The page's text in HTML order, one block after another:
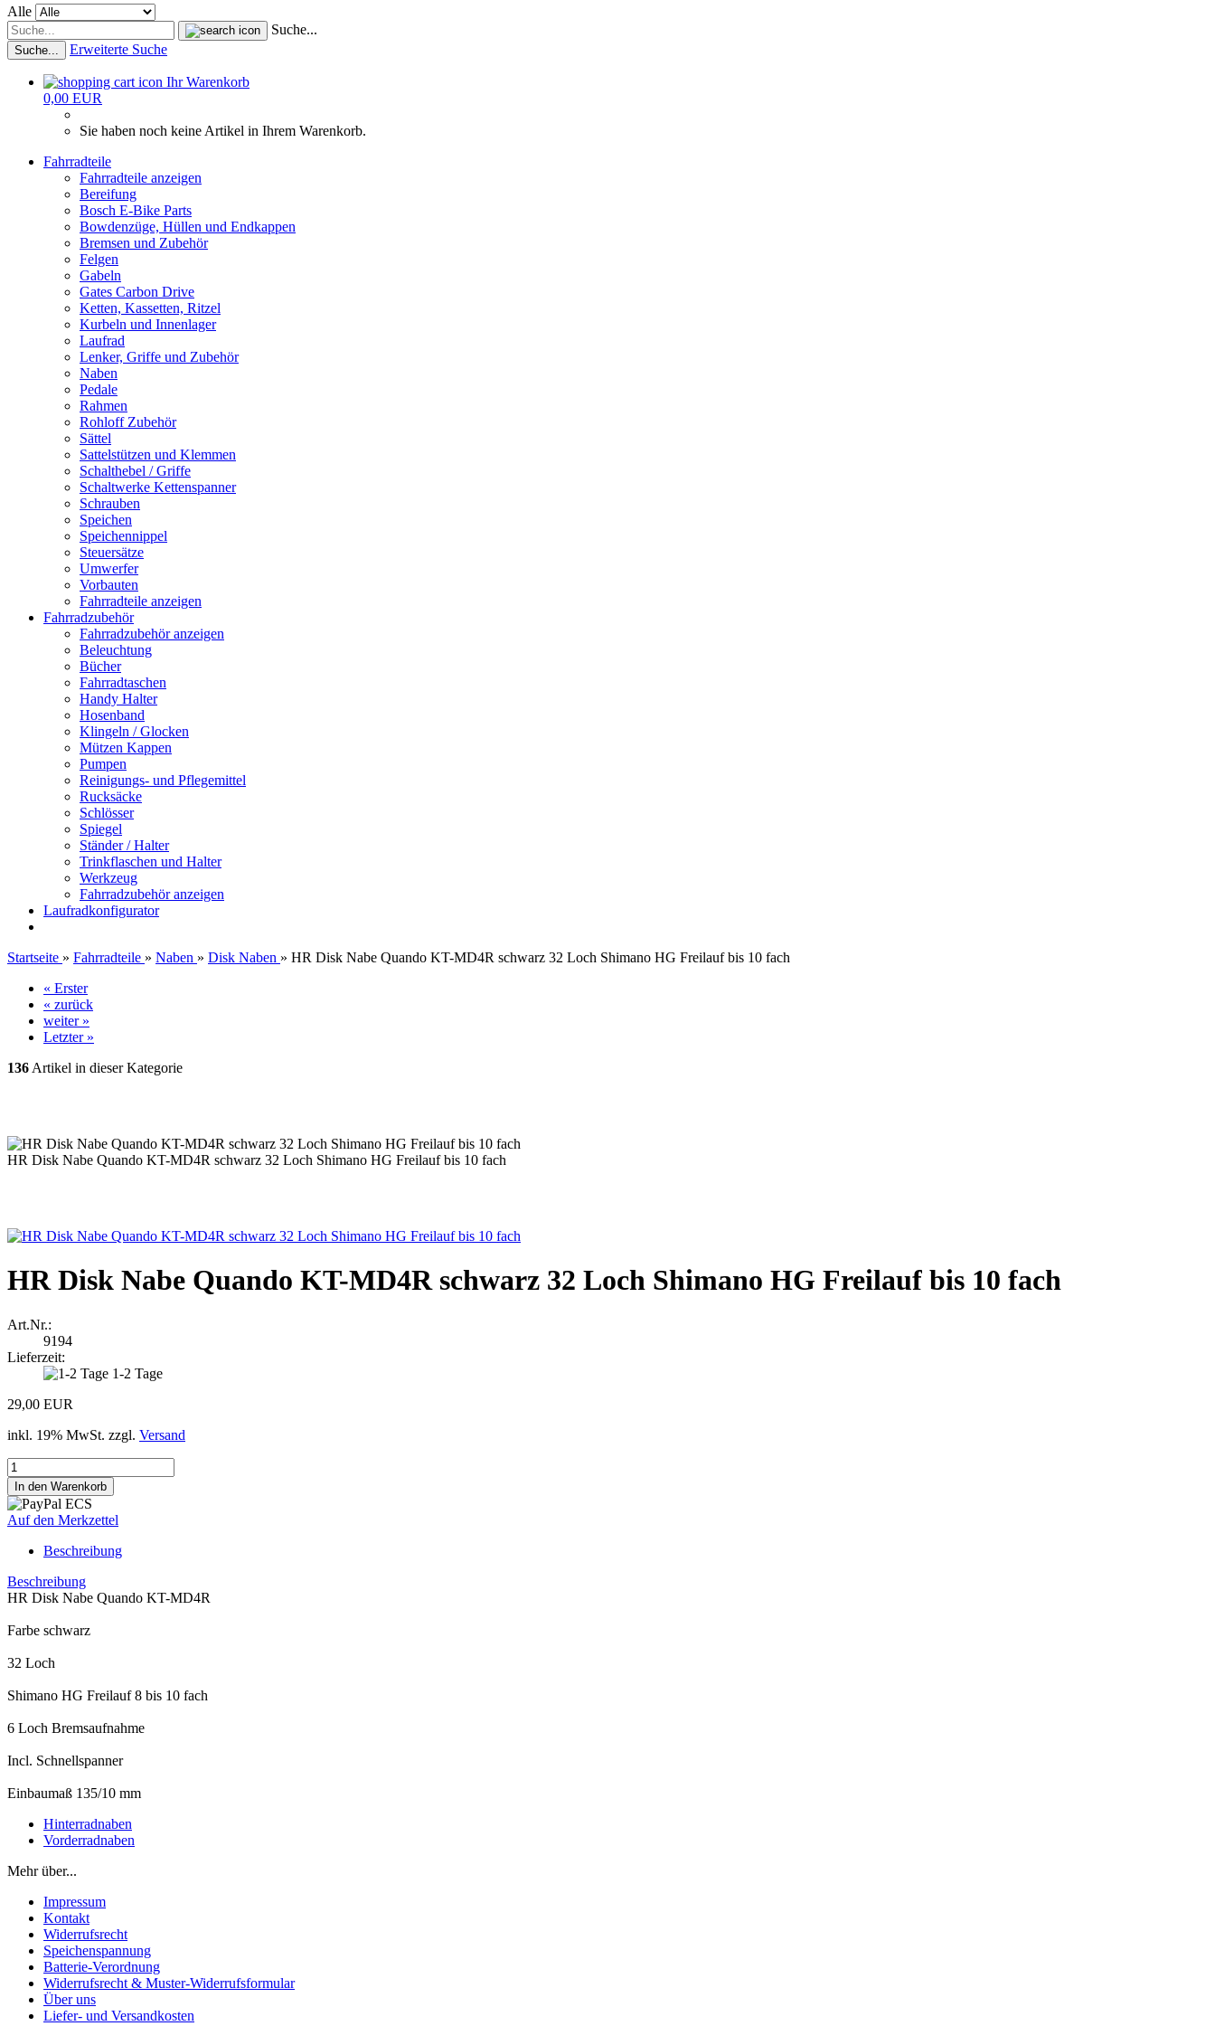
Alle
Suche...
Suche... Erweiterte Suche
Ihr Warenkorb
0,00 EUR
Sie haben noch keine Artikel in Ihrem Warenkorb.
Fahrradteile
Fahrradteile anzeigen
Bereifung
Bosch E-Bike Parts
Bowdenzüge, Hüllen und Endkappen
Bremsen und Zubehör
Felgen
Gabeln
Gates Carbon Drive
Ketten, Kassetten, Ritzel
Kurbeln und Innenlager
Laufrad
Lenker, Griffe und Zubehör
Naben
Pedale
Rahmen
Rohloff Zubehör
Sättel
Sattelstützen und Klemmen
Schalthebel / Griffe
Schaltwerke Kettenspanner
Schrauben
Speichen
Speichennippel
Steuersätze
Umwerfer
Vorbauten
Fahrradteile anzeigen
Fahrradzubehör
Fahrradzubehör anzeigen
Beleuchtung
Bücher
Fahrradtaschen
Handy Halter
Hosenband
Klingeln / Glocken
Mützen Kappen
Pumpen
Reinigungs- und Pflegemittel
Rucksäcke
Schlösser
Spiegel
Ständer / Halter
Trinkflaschen und Halter
Werkzeug
Fahrradzubehör anzeigen
Laufradkonfigurator
Startseite » Fahrradteile » Naben » Disk Naben » HR Disk Nabe Quando KT-MD4R schwarz 32 Loch Shimano HG Freilauf bis 10 fach
« Erster
« zurück
weiter »
Letzter »
136 Artikel in dieser Kategorie
HR Disk Nabe Quando KT-MD4R schwarz 32 Loch Shimano HG Freilauf bis 10 fach
HR Disk Nabe Quando KT-MD4R schwarz 32 Loch Shimano HG Freilauf bis 10 fach
Art.Nr.:
9194
Lieferzeit:
1-2 Tage
29,00 EUR
inkl. 19% MwSt. zzgl. Versand
Auf den Merkzettel
Beschreibung
Beschreibung
HR Disk Nabe Quando KT-MD4R
Farbe schwarz
32 Loch
Shimano HG Freilauf 8 bis 10 fach
6 Loch Bremsaufnahme
Incl. Schnellspanner
Einbaumaß 135/10 mm
Hinterradnaben
Vorderradnaben
Mehr über...
Impressum
Kontakt
Widerrufsrecht
Speichenspannung
Batterie-Verordnung
Widerrufsrecht & Muster-Widerrufsformular
Über uns
Liefer- und Versandkosten